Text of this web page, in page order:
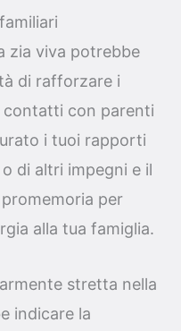
zia viva potrebbe
di rafforzare i
contatti con parenti
i tuoi rapporti
di altri impegni e il
per
alla tua famiglia.
stretta nella
indicare la